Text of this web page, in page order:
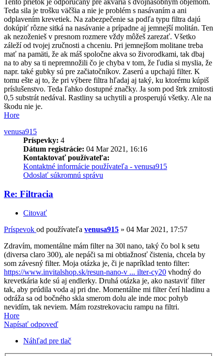
Tento prietok je odporúčaný pre akvária s dvojnásobným objemom.
Teda sila je trošku väčšia a nie je problém s nasávaním a ani
odplavením krevetiek. Na zabezpečenie sa podľa typu filtra dajú
dokúpiť rôzne sitká na nasávanie a prípadne aj jemnejší molitán. Ten
ak nezoženieš v presnom rozmere vždy môžeš zarezať. Všetko
záleží od tvojej zručnosti a chceniu. Pri jemnejšom molitane treba
mať na pamäti, že ak máš spoločne akva so živorodkami, tak dbaj
na to aby sa ti nepremnožili čo je chyba v tom, že ľudia si myslia, že
napr. také gubky sú pre začiatočníkov. Zaserú a upchajú filter. K
tomu ešte aj to, že pri výbere filtra hľadaj aj taký, ku ktorému kúpiš
príslušenstvo. Teda ľahko dostupné značky. Ja som pod štrk zrnitosti
0,5 substrát nedával. Rastliny sa uchytili a prosperujú všetky. Ale na
škodu nie je.
Hore
venusa915
Príspevky: 4
Dátum registrácie: 04 Mar 2021, 16:16
Kontaktovať používateľa:
Kontaktné informácie používateľa - venusa915
Odoslať súkromnú správu
Re: Filtracia
Citovať
Príspevok od používateľa venusa915 » 04 Mar 2021, 17:57
Zdravím, momentálne mám filter na 30l nano, taký čo bol k setu
(diversa claro 300), ale nepáči sa mi obtiažnosť čistenia, chcela by
som závesný filter. Moja otázka je, či je napríklad tento filter:
https://www.invitalshop.sk/resun-nano-v ... ilter-cy20 vhodný do
krevetkária kde sú aj endlerky. Druhá otázka je, ako nastaviť filter
tak, aby prúdila voda aj pri dne. Momentálne mi filter čerí hladinu a
odráža sa od bočného skla smerom dolu ale inde moc pohyb
nevidím, tak neviem. Mám rozstrekovaciu rampu na filtri.
Hore
Napísať odpoveď
Náhľad pre tlač